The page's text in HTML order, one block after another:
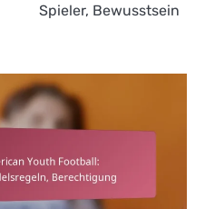
Spieler, Bewusstsein